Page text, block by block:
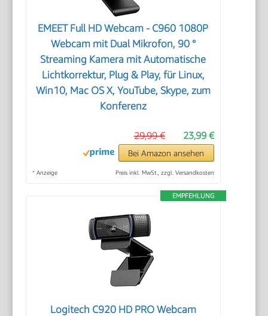
EMEET Full HD Webcam - C960 1080P
Webcam mit Dual Mikrofon, 90 °
Streaming Kamera mit Automatische
Lichtkorrektur, Plug & Play, für Linux,
Win10, Mac OS X, YouTube, Skype, zum
Konferenz
23,99 €
29,99 €
Bei Amazon ansehen
* Anzeige Preis inkl. MwSt., zzgl. Versandkosten
EMPFEHLUNG
Logitech C920 HD PRO Webcam